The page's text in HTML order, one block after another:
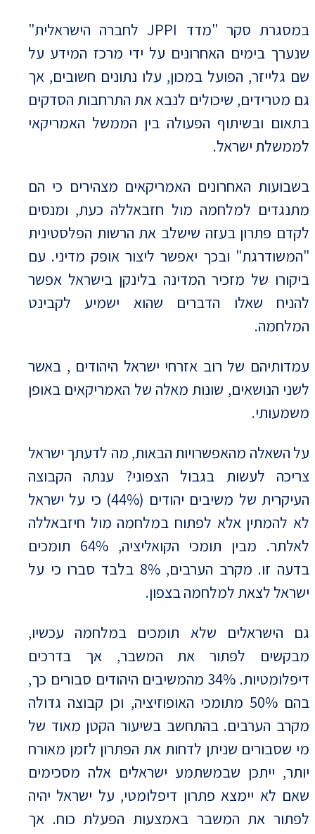
במסגרת סקר "מדד JPPI לחברה הישראלית"
שנערך בימים האחרונים על ידי מרכז המידע על
שם גלייזר, הפועל במכון, עלו נתונים חשובים, אך
גם מטרידים, שיכולים לנבא את התרחבות הסדקים
בתאום ובשיתוף הפעולה בין הממשל האמריקאי
לממשלת ישראל.
בשבועות האחרונים האמריקאים מצהירים כי הם
מתנגדים למלחמה מול חזבאללה כעת, ומנסים
לקדם פתרון בעזה שישלב את הרשות הפלסטינית
"המשודרגת" ובכך יאפשר ליצור אופק מדיני. עם
ביקורו של מזכיר המדינה בלינקן בישראל אפשר
להניח שאלו הדברים שהוא ישמיע לקבינט
המלחמה.
עמדותיהם של רוב אזרחי ישראל היהודים , באשר
לשני הנושאים, שונות מאלה של האמריקאים באופן
משמעותי.
על השאלה מהאפשרויות הבאות, מה לדעתך ישראל
צריכה לעשות בגבול הצפוני? ענתה הקבוצה
העיקרית של משיבים יהודים (44%) כי על ישראל
לא להמתין אלא לפתוח במלחמה מול חיזבאללה
לאלתר. מבין תומכי הקואליציה, 64% תומכים
בדעה זו. מקרב הערבים, 8% בלבד סברו כי על
ישראל לצאת למלחמה בצפון.
גם הישראלים שלא תומכים במלחמה עכשיו,
מבקשים לפתור את המשבר, אך בדרכים
דיפלומטיות. 34% מהמשיבים היהודים סבורים כך,
בהם 50% מתומכי האופוזיציה, וכן קבוצה גדולה
מקרב הערבים. בהתחשב בשיעור הקטן מאוד של
מי שסבורים שניתן לדחות את הפתרון לזמן מאורח
יותר, ייתכן שבמשתמע ישראלים אלה מסכימים
שאם לא יימצא פתרון דיפלומטי, על ישראל יהיה
לפתור את המשבר באמצעות הפעלת כוח. אך